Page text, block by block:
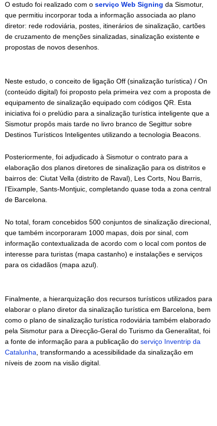
O estudo foi realizado com o serviço Web Signing da Sismotur,
que permitiu incorporar toda a informação associada ao plano
diretor: rede rodoviária, postes, itinerários de sinalização, cartões
de cruzamento de menções sinalizadas, sinalização existente e
propostas de novos desenhos.
Neste estudo, o conceito de ligação Off (sinalização turística) / On
(conteúdo digital) foi proposto pela primeira vez com a proposta de
equipamento de sinalização equipado com códigos QR. Esta
iniciativa foi o prelúdio para a sinalização turística inteligente que a
Sismotur propôs mais tarde no livro branco de Segittur sobre
Destinos Turísticos Inteligentes utilizando a tecnologia Beacons.
Posteriormente, foi adjudicado à Sismotur o contrato para a
elaboração dos planos diretores de sinalização para os distritos e
bairros de: Ciutat Vella (distrito de Raval), Les Corts, Nou Barris,
l’Eixample, Sants-Montjuic, completando quase toda a zona central
de Barcelona.
No total, foram concebidos 500 conjuntos de sinalização direcional,
que também incorporaram 1000 mapas, dois por sinal, com
informação contextualizada de acordo com o local com pontos de
interesse para turistas (mapa castanho) e instalações e serviços
para os cidadãos (mapa azul).
Finalmente, a hierarquização dos recursos turísticos utilizados para
elaborar o plano diretor da sinalização turística em Barcelona, bem
como o plano de sinalização turística rodoviária também elaborado
pela Sismotur para a Direcção-Geral do Turismo da Generalitat, foi
a fonte de informação para a publicação do serviço Inventrip da
Catalunha , transformando a acessibilidade da sinalização em
níveis de zoom na visão digital.